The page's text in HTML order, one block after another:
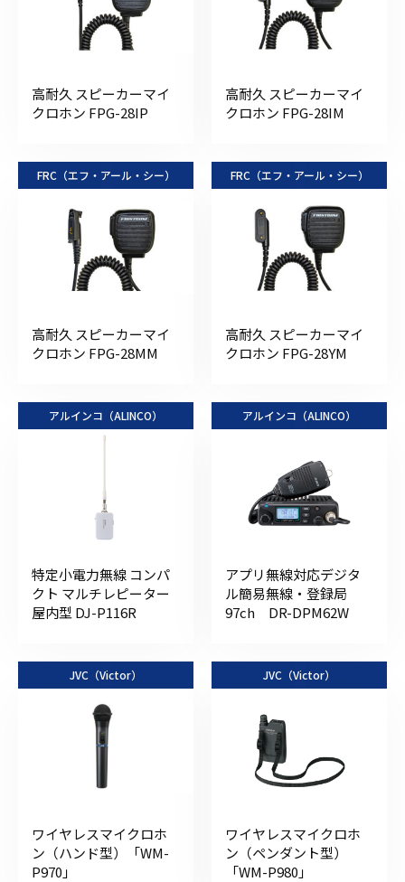
高耐久 スピーカーマイ
クロホン FPG-28IP
高耐久 スピーカーマイ
クロホン FPG-28IM
FRC（エフ・アール・シー）
高耐久 スピーカーマイ
クロホン FPG-28MM
FRC（エフ・アール・シー）
高耐久 スピーカーマイ
クロホン FPG-28YM
アルインコ（ALINCO）
特定小電力無線 コンパ
クト マルチレピーター
屋内型 DJ-P116R
アルインコ（ALINCO）
アプリ無線対応デジタ
ル簡易無線・登録局
97ch DR-DPM62W
JVC（Victor）
ワイヤレスマイクロホ
ン（ハンド型）「WM-
P970」
JVC（Victor）
ワイヤレスマイクロホ
ン（ペンダント型）
「WM-P980」